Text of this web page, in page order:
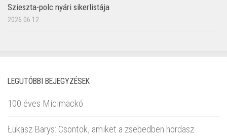
Szieszta-polc nyári sikerlistája
2026.06.12.
LEGUTÓBBI BEJEGYZÉSEK
100 éves Micimackó
Łukasz Barys: Csontok, amiket a zsebedben hordasz